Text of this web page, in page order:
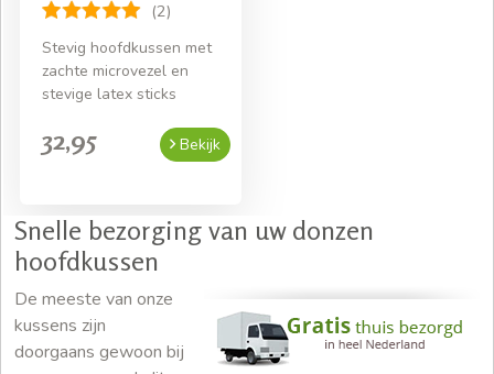
(2)
Stevig hoofdkussen met
zachte microvezel en
stevige latex sticks
32,95 Bekijk
Snelle bezorging van uw donzen
hoofdkussen
De meeste van onze
kussens zijn
doorgaans gewoon bij